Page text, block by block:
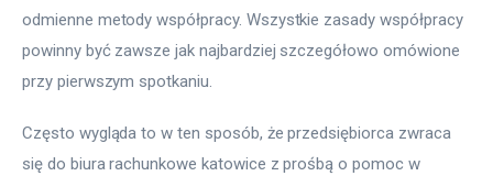
odmienne metody współpracy. Wszystkie zasady współpracy
powinny być zawsze jak najbardziej szczegółowo omówione
przy pierwszym spotkaniu.
Często wygląda to w ten sposób, że przedsiębiorca zwraca
się do biura rachunkowe katowice z prośbą o pomoc w